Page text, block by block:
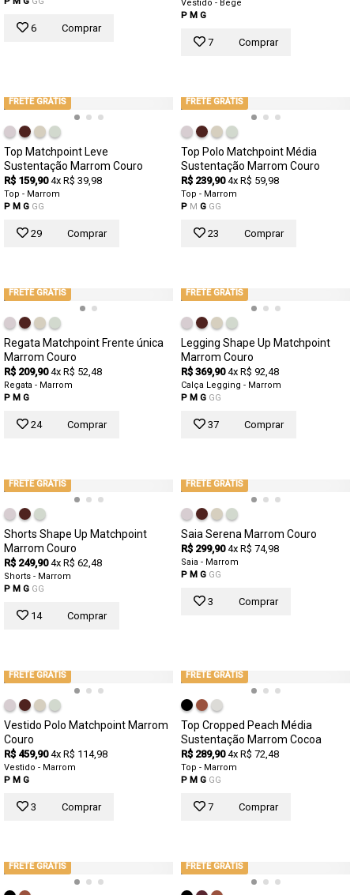
6 Comprar
Vestido - Bege
P M G
7 Comprar
FRETE GRÁTIS
Top Matchpoint Leve
Sustentação Marrom Couro
R$ 159,90 4x R$ 39,98
Top - Marrom
P M G GG
29 Comprar
FRETE GRÁTIS
Top Polo Matchpoint Média
Sustentação Marrom Couro
R$ 239,90 4x R$ 59,98
Top - Marrom
P M G GG
23 Comprar
FRETE GRÁTIS
Regata Matchpoint Frente única
Marrom Couro
R$ 209,90 4x R$ 52,48
Regata - Marrom
P M G
24 Comprar
FRETE GRÁTIS
Legging Shape Up Matchpoint
Marrom Couro
R$ 369,90 4x R$ 92,48
Calça Legging - Marrom
P M G GG
37 Comprar
FRETE GRÁTIS
Shorts Shape Up Matchpoint
Marrom Couro
R$ 249,90 4x R$ 62,48
Shorts - Marrom
P M G GG
14 Comprar
FRETE GRÁTIS
Saia Serena Marrom Couro
R$ 299,90 4x R$ 74,98
Saia - Marrom
P M G GG
3 Comprar
FRETE GRÁTIS
Vestido Polo Matchpoint Marrom
Couro
R$ 459,90 4x R$ 114,98
Vestido - Marrom
P M G
3 Comprar
FRETE GRÁTIS
Top Cropped Peach Média
Sustentação Marrom Cocoa
R$ 289,90 4x R$ 72,48
Top - Marrom
P M G GG
7 Comprar
FRETE GRÁTIS FRETE GRÁTIS